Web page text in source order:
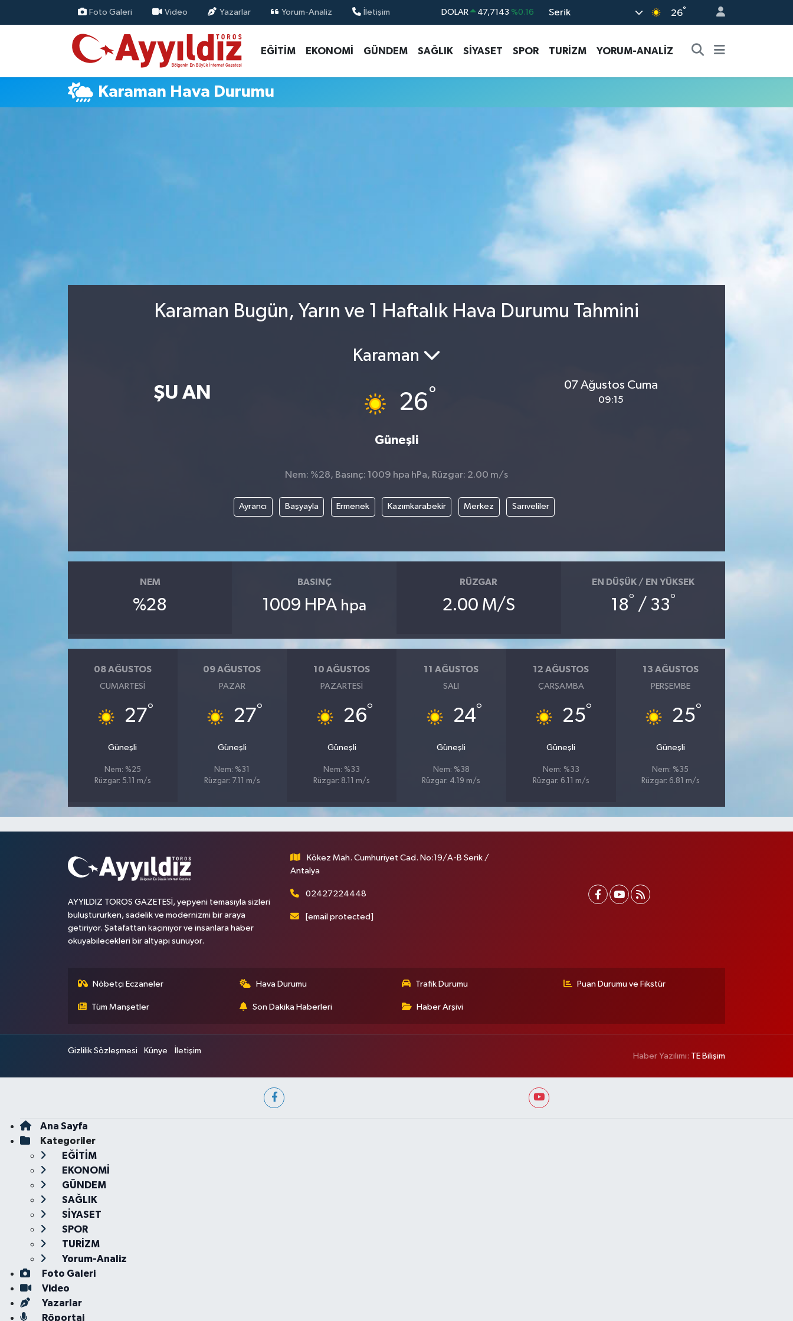
Foto Galeri Video Yazarlar Yorum-Analiz İletişim DOLAR 47,7143 %0.16
STERLİN 64,2463 %0.07
GRAM ALTIN 6574.81 %1.44
Serik 26°
EĞİTİM EKONOMİ GÜNDEM SAĞLIK SİYASET SPOR TURİZM YORUM-ANALİZ
Karaman Hava Durumu
Karaman Bugün, Yarın ve 1 Haftalık Hava Durumu Tahmini
ŞU AN
Karaman
26°
Güneşli
07 Ağustos Cuma
09:15
Nem: %28, Basınç: 1009 hpa hPa, Rüzgar: 2.00 m/s
Ayrancı Başyayla Ermenek Kazımkarabekir Merkez Sarıveliler
NEM
%28
BASINÇ
1009 HPA hpa
RÜZGAR
2.00 M/S
EN DÜŞÜK / EN YÜKSEK
18° / 33°
08 AĞUSTOS
CUMARTESI
27°
Güneşli
Nem: %25
Rüzgar: 5.11 m/s
09 AĞUSTOS
PAZAR
27°
Güneşli
Nem: %31
Rüzgar: 7.11 m/s
10 AĞUSTOS
PAZARTESI
26°
Güneşli
Nem: %33
Rüzgar: 8.11 m/s
11 AĞUSTOS
SALI
24°
Güneşli
Nem: %38
Rüzgar: 4.19 m/s
12 AĞUSTOS
ÇARŞAMBA
25°
Güneşli
Nem: %33
Rüzgar: 6.11 m/s
13 AĞUSTOS
PERŞEMBE
25°
Güneşli
Nem: %35
Rüzgar: 6.81 m/s
AYYILDIZ TOROS GAZETESİ, yepyeni temasıyla sizleri
buluştururken, sadelik ve modernizmi bir araya
getiriyor. Şatafattan kaçınıyor ve insanlara haber
okuyabilecekleri bir altyapı sunuyor.
Kökez Mah. Cumhuriyet Cad. No:19/A-B Serik /
Antalya
02427224448
[email protected]
Nöbetçi Eczaneler Hava Durumu Trafik Durumu Puan Durumu ve Fikstür
Tüm Manşetler Son Dakika Haberleri Haber Arşivi
Gizlilik Sözleşmesi Künye İletişim
Haber Yazılımı: TE Bilişim
Ana Sayfa
Kategoriler
EĞİTİM
EKONOMİ
GÜNDEM
SAĞLIK
SİYASET
SPOR
TURİZM
Yorum-Analiz
Foto Galeri
Video
Yazarlar
Röportaj